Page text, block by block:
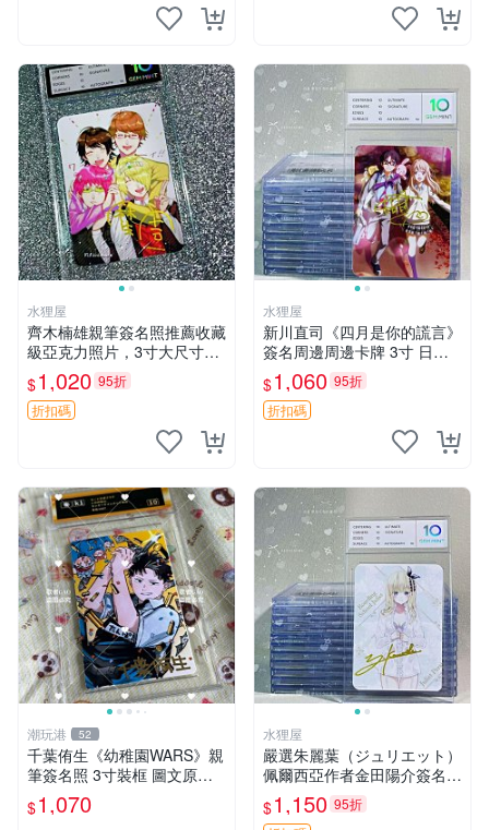
水狸屋
齊木楠雄親筆簽名照推薦收藏
級亞克力照片，3寸大尺寸含
原裝卡磚。 齊木楠雄、麻生
周一、收藏品
$1,020 95折
折扣碼
水狸屋
新川直司《四月是你的謊言》
簽名周邊周邊卡牌 3寸 日版
中古 默認微瑕 國內發貨 珍藏
紀念 四月是你的謊言 新川直
司 周邊
$1,060 95折
折扣碼
潮玩港 52
千葉侑生《幼稚園WARS》親
筆簽名照 3寸裝框 圖文原稿
嚴選 幼稚園WARS 簽名 照片
$1,070
水狸屋
嚴選朱麗葉（ジュリエット）
佩爾西亞作者金田陽介簽名卡
周邊，3寸帶原裝卡磚日版中
古，國現發。 朱麗葉 簽名卡
$1,150 95折